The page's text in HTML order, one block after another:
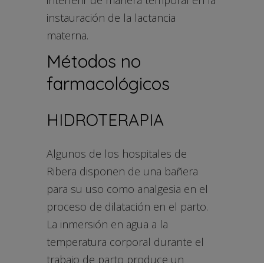
instauración de la lactancia
materna.
Métodos no
farmacológicos
HIDROTERAPIA
Algunos de los hospitales de
Ribera disponen de una bañera
para su uso como analgesia en el
proceso de dilatación en el parto.
La inmersión en agua a la
temperatura corporal durante el
trabajo de parto produce un